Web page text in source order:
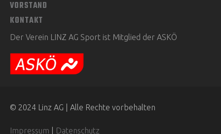
VORSTAND
KONTAKT
Der Verein LINZ AG Sport ist Mitglied der ASKÖ
© 2024 Linz AG | Alle Rechte vorbehalten
Impressum Datenschutz